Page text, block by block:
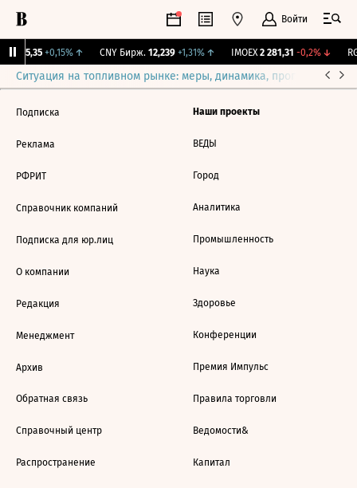
Войти
115,35 +0,15%↑ CNY Бирж. 12,239 +1,31%↑ IMOEX 2 281,31 -0,2%↓
Ситуация на топливном рынке: меры, динамика, прогнозы
Подписка
Реклама
РФРИТ
Справочник компаний
Подписка для юр.лиц
О компании
Редакция
Менеджмент
Архив
Обратная связь
Справочный центр
Распространение
Наши проекты
ВЕДЫ
Город
Аналитика
Промышленность
Наука
Здоровье
Конференции
Премия Импульс
Правила торговли
Ведомости&
Капитал